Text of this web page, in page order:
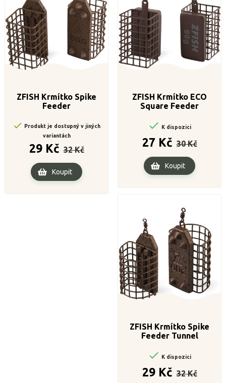
ZFISH Krmítko Spike
Feeder
 Produkt je dostupný v jiných
variantách
29 Kč cena
32 Kč
Koupit
ZFISH Krmítko ECO
Square Feeder
 K dispozici
27 Kč cena
30 Kč
Koupit
ZFISH Krmítko Spike
Feeder Tunnel
 K dispozici
29 Kč cena
32 Kč
Cena